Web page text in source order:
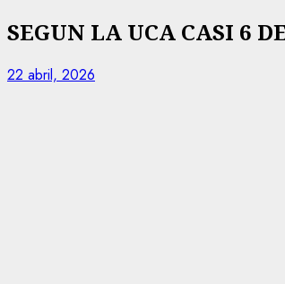
SEGUN LA UCA CASI 6
22 abril, 2026